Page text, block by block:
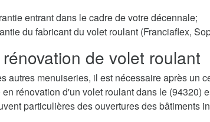
entrant dans le cadre de votre décennale;
du fabricant du volet roulant (Franciaflex,
de volet roulant
autres menuiseries, il est nécessaire après un
rénovation d'un volet roulant dans le (94320)
particulières des ouvertures des bâtiments